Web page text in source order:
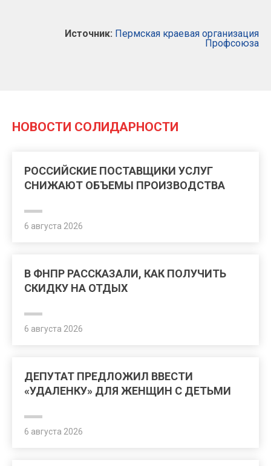
Источник: Пермская краевая организация
Профсоюза
НОВОСТИ СОЛИДАРНОСТИ
РОССИЙСКИЕ ПОСТАВЩИКИ УСЛУГ
СНИЖАЮТ ОБЪЕМЫ ПРОИЗВОДСТВА
6 августа 2026
В ФНПР РАССКАЗАЛИ, КАК ПОЛУЧИТЬ
СКИДКУ НА ОТДЫХ
6 августа 2026
ДЕПУТАТ ПРЕДЛОЖИЛ ВВЕСТИ
«УДАЛЕНКУ» ДЛЯ ЖЕНЩИН С ДЕТЬМИ
6 августа 2026